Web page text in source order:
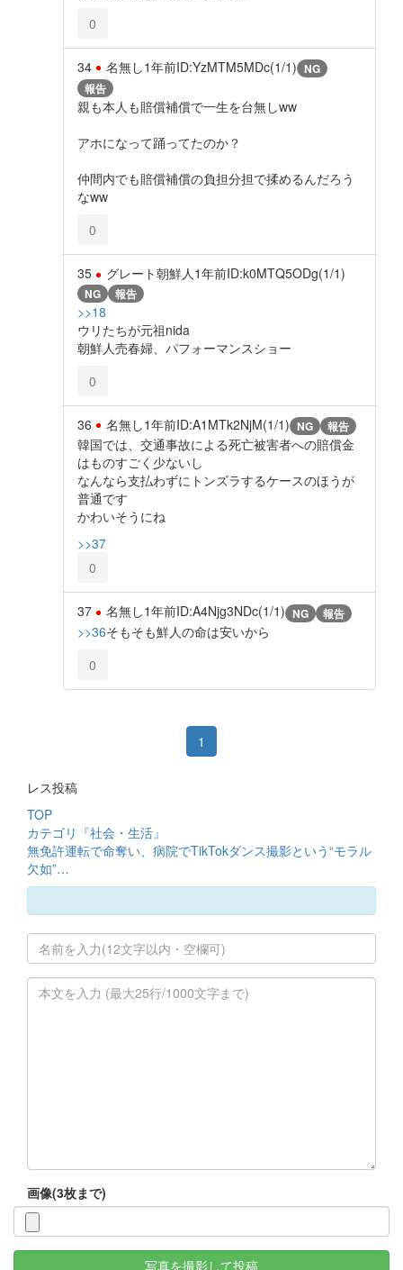
0
34 名無し1年前ID:YzMTM5MDc(1/1) NG
報告
親も本人も賠償補償で一生を台無しww
アホになって踊ってたのか？
仲間内でも賠償補償の負担分担で揉めるんだろう
なww
0
35 グレート朝鮮人1年前ID:k0MTQ5ODg(1/1)
NG 報告
>>18
ウリたちが元祖nida
朝鮮人売春婦、パフォーマンスショー
0
36 名無し1年前ID:A1MTk2NjM(1/1) NG 報告
韓国では、交通事故による死亡被害者への賠償金
はものすごく少ないし
なんなら支払わずにトンズラするケースのほうが
普通です
かわいそうにね
>>37
0
37 名無し1年前ID:A4Njg3NDc(1/1) NG 報告
>>36そもそも鮮人の命は安いから
0
1
レス投稿
TOP
カテゴリ『社会・生活』
無免許運転で命奪い、病院でTikTokダンス撮影という“モラル
欠如”…
画像(3枚まで)
写真を撮影して投稿